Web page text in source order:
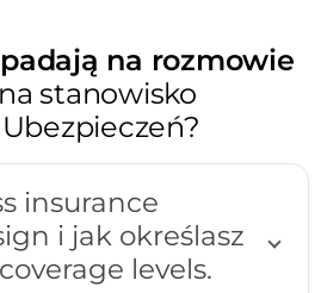
na rozmowie
na stanowisko
insurance
i jak określasz
levels.